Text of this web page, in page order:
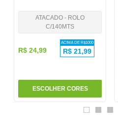
ATACADO - ROLO
C/140MTS
R$ 24,99
ACIMA DE R$1000
R$ 21,99
ESCOLHER CORES